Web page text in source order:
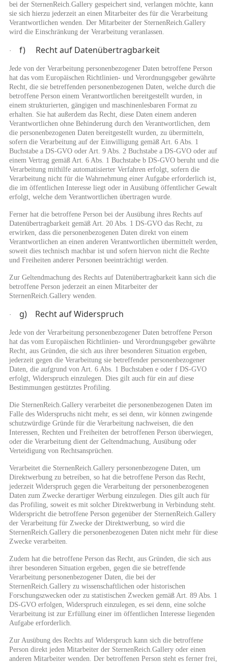
bei der SternenReich.Gallery gespeichert sind, verlangen möchte, kann
sie sich hierzu jederzeit an einen Mitarbeiter des für die Verarbeitung
Verantwortlichen wenden. Der Mitarbeiter der SternenReich.Gallery
wird die Einschränkung der Verarbeitung veranlassen.
· f) Recht auf Datenübertragbarkeit
Jede von der Verarbeitung personenbezogener Daten betroffene Person
hat das vom Europäischen Richtlinien- und Verordnungsgeber gewährte
Recht, die sie betreffenden personenbezogenen Daten, welche durch die
betroffene Person einem Verantwortlichen bereitgestellt wurden, in
einem strukturierten, gängigen und maschinenlesbaren Format zu
erhalten. Sie hat außerdem das Recht, diese Daten einem anderen
Verantwortlichen ohne Behinderung durch den Verantwortlichen, dem
die personenbezogenen Daten bereitgestellt wurden, zu übermitteln,
sofern die Verarbeitung auf der Einwilligung gemäß Art. 6 Abs. 1
Buchstabe a DS-GVO oder Art. 9 Abs. 2 Buchstabe a DS-GVO oder auf
einem Vertrag gemäß Art. 6 Abs. 1 Buchstabe b DS-GVO beruht und die
Verarbeitung mithilfe automatisierter Verfahren erfolgt, sofern die
Verarbeitung nicht für die Wahrnehmung einer Aufgabe erforderlich ist,
die im öffentlichen Interesse liegt oder in Ausübung öffentlicher Gewalt
erfolgt, welche dem Verantwortlichen übertragen wurde.
Ferner hat die betroffene Person bei der Ausübung ihres Rechts auf
Datenübertragbarkeit gemäß Art. 20 Abs. 1 DS-GVO das Recht, zu
erwirken, dass die personenbezogenen Daten direkt von einem
Verantwortlichen an einen anderen Verantwortlichen übermittelt werden,
soweit dies technisch machbar ist und sofern hiervon nicht die Rechte
und Freiheiten anderer Personen beeinträchtigt werden.
Zur Geltendmachung des Rechts auf Datenübertragbarkeit kann sich die
betroffene Person jederzeit an einen Mitarbeiter der
SternenReich.Gallery wenden.
· g) Recht auf Widerspruch
Jede von der Verarbeitung personenbezogener Daten betroffene Person
hat das vom Europäischen Richtlinien- und Verordnungsgeber gewährte
Recht, aus Gründen, die sich aus ihrer besonderen Situation ergeben,
jederzeit gegen die Verarbeitung sie betreffender personenbezogener
Daten, die aufgrund von Art. 6 Abs. 1 Buchstaben e oder f DS-GVO
erfolgt, Widerspruch einzulegen. Dies gilt auch für ein auf diese
Bestimmungen gestütztes Profiling.
Die SternenReich.Gallery verarbeitet die personenbezogenen Daten im
Falle des Widerspruchs nicht mehr, es sei denn, wir können zwingende
schutzwürdige Gründe für die Verarbeitung nachweisen, die den
Interessen, Rechten und Freiheiten der betroffenen Person überwiegen,
oder die Verarbeitung dient der Geltendmachung, Ausübung oder
Verteidigung von Rechtsansprüchen.
Verarbeitet die SternenReich.Gallery personenbezogene Daten, um
Direktwerbung zu betreiben, so hat die betroffene Person das Recht,
jederzeit Widerspruch gegen die Verarbeitung der personenbezogenen
Daten zum Zwecke derartiger Werbung einzulegen. Dies gilt auch für
das Profiling, soweit es mit solcher Direktwerbung in Verbindung steht.
Widerspricht die betroffene Person gegenüber der SternenReich.Gallery
der Verarbeitung für Zwecke der Direktwerbung, so wird die
SternenReich.Gallery die personenbezogenen Daten nicht mehr für diese
Zwecke verarbeiten.
Zudem hat die betroffene Person das Recht, aus Gründen, die sich aus
ihrer besonderen Situation ergeben, gegen die sie betreffende
Verarbeitung personenbezogener Daten, die bei der
SternenReich.Gallery zu wissenschaftlichen oder historischen
Forschungszwecken oder zu statistischen Zwecken gemäß Art. 89 Abs. 1
DS-GVO erfolgen, Widerspruch einzulegen, es sei denn, eine solche
Verarbeitung ist zur Erfüllung einer im öffentlichen Interesse liegenden
Aufgabe erforderlich.
Zur Ausübung des Rechts auf Widerspruch kann sich die betroffene
Person direkt jeden Mitarbeiter der SternenReich.Gallery oder einen
anderen Mitarbeiter wenden. Der betroffenen Person steht es ferner frei,